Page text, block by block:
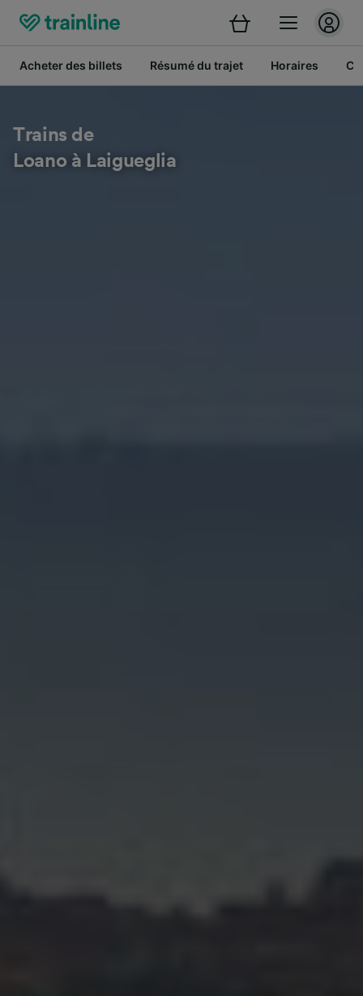
Acheter des billets Résumé du trajet Horaires
Trains de
Loano à Laigueglia